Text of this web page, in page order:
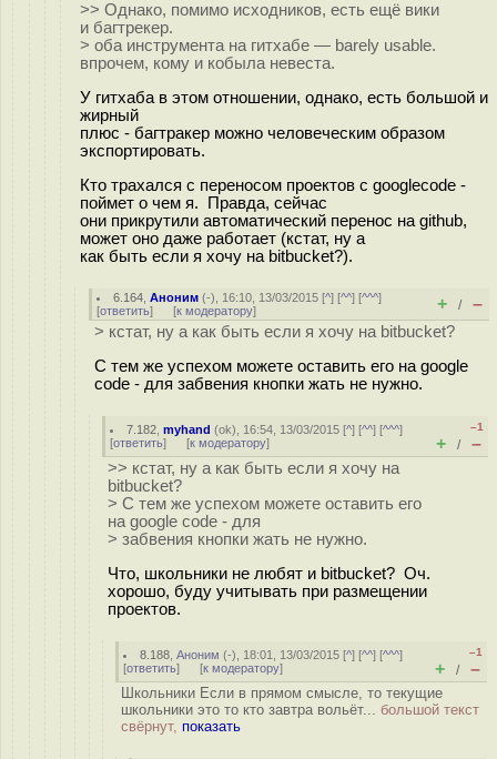
>> Однако, помимо исходников, есть ещё вики
и багтрекер.
> оба инструмента на гитхабе — barely usable.
впрочем, кому и кобыла невеста.
У гитхаба в этом отношении, однако, есть большой и
жирный
плюс - багтракер можно человеческим образом
экспортировать.
Кто трахался с переносом проектов с googlecode -
поймет о чем я. Правда, сейчас
они прикрутили автоматический перенос на github,
может оно даже работает (кстат, ну а
как быть если я хочу на bitbucket?).
6.164 ,Аноним (-), 16:10, 13/03/2015 [^] [^^] [^^^]
[ответить] [к модератору] + / –
> кстат, ну а как быть если я хочу на bitbucket?
С тем же успехом можете оставить его на google
code - для забвения кнопки жать не нужно.
7.182 ,myhand (ok), 16:54, 13/03/2015 [^] [^^] [^^^]
[ответить] [к модератору]
–1
+ / –
>> кстат, ну а как быть если я хочу на
bitbucket?
> С тем же успехом можете оставить его
на google code - для
> забвения кнопки жать не нужно.
Что, школьники не любят и bitbucket? Оч.
хорошо, буду учитывать при размещении
проектов.
8.188 ,Аноним (-), 18:01, 13/03/2015 [^] [^^] [^^^]
[ответить] [к модератору]
–1
+ / –
Школьники Если в прямом смысле, то текущие
школьники это то кто завтра вольёт... большой текст
свёрнут, показать